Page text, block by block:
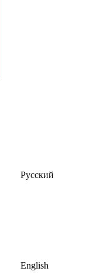
Русский
English